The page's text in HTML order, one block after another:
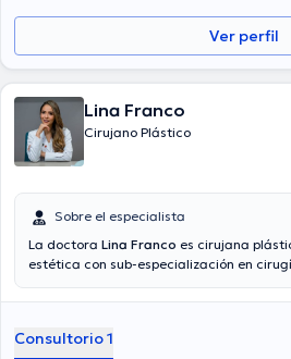
Ver perfil
Lina Franco
Cirujano Plástico
Sobre el especialista
La doctora Lina Franco es cirujana
estética con sub-especialización en
medicina y cirugía plástica en la
especialización la misma universidad en
Consultorio 1